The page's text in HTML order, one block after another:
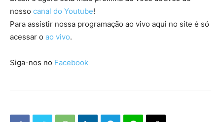
nosso canal do Youtube!
Para assistir nossa programação ao vivo aqui no site é só
acessar o ao vivo.
Siga-nos no Facebook